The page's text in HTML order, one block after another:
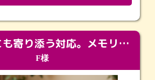
急な依頼にも寄り添う対応。メモリアルコーナーで振り返る大切な日々
F様